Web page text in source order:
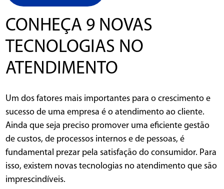
CONHEÇA 9 NOVAS
TECNOLOGIAS NO
ATENDIMENTO
Um dos fatores mais importantes para o crescimento e
sucesso de uma empresa é o atendimento ao cliente.
Ainda que seja preciso promover uma eficiente gestão
de custos, de processos internos e de pessoas, é
fundamental prezar pela satisfação do consumidor. Para
isso, existem novas tecnologias no atendimento que são
imprescindíveis.